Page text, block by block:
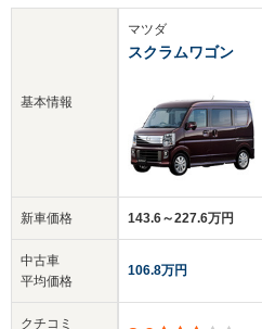
基本情報
新車価格
中古車
平均価格
クチコミ
マツダ
スクラムワゴン
143.6～227.6万円
106.8万円